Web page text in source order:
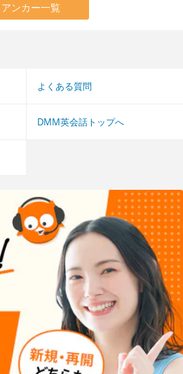
アンカー一覧
よくある質問
DMM英会話トップへ